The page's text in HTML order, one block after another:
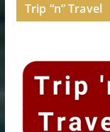
Trip “n” Travel